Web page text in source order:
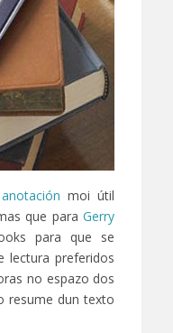
anotación moi útil
que paraGerry
para que se
lectura preferidos
no espazo dos
resume dun texto